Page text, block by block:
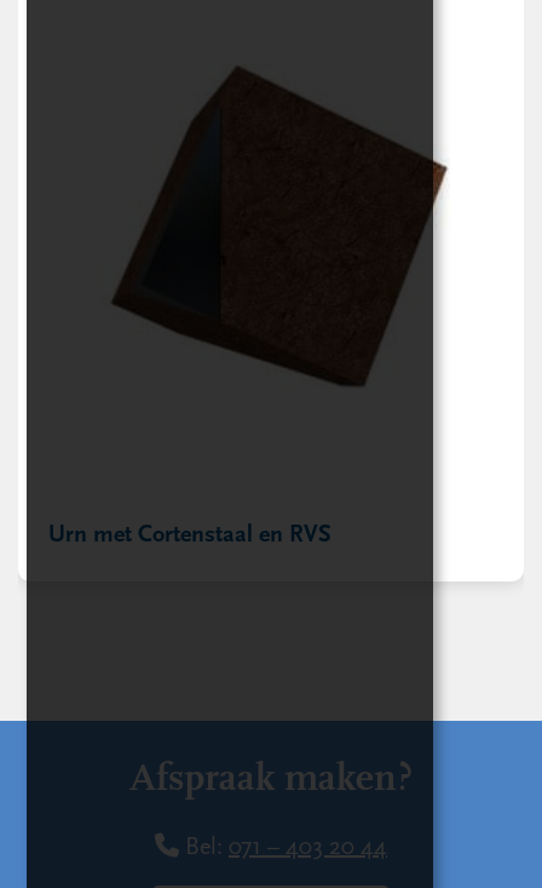
Urn met Cortenstaal en RVS
Afspraak maken?
Bel: 071 – 403 20 44